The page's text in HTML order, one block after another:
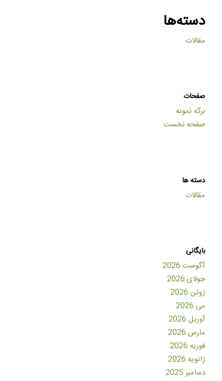
دسته‌ها
مقالات
صفحات
برگه نمونه
صفحه نخست
دسته ها
مقالات
بایگانی
آگوست 2026
جولای 2026
ژوئن 2026
می 2026
آوریل 2026
مارس 2026
فوریه 2026
ژانویه 2026
دسامبر 2025